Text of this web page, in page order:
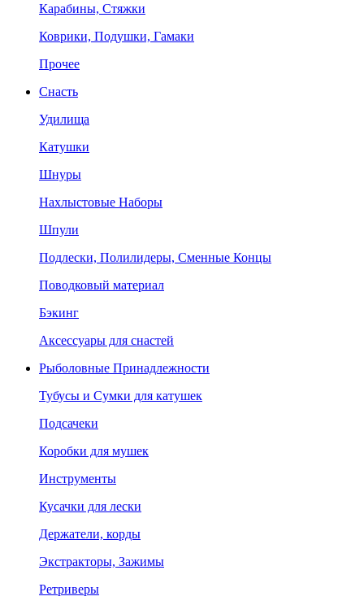
Карабины, Стяжки
Коврики, Подушки, Гамаки
Прочее
Снасть
Удилища
Катушки
Шнуры
Нахлыстовые Наборы
Шпули
Подлески, Полилидеры, Сменные Концы
Поводковый материал
Бэкинг
Аксессуары для снастей
Рыболовные Принадлежности
Тубусы и Сумки для катушек
Подсачеки
Коробки для мушек
Инструменты
Кусачки для лески
Держатели, корды
Экстракторы, Зажимы
Ретриверы